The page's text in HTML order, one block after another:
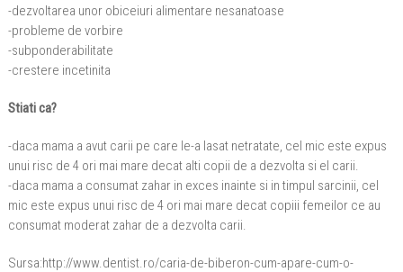
-dezvoltarea unor obiceiuri alimentare nesanatoase
-probleme de vorbire
-subponderabilitate
-crestere incetinita
Stiati ca?
-daca mama a avut carii pe care le-a lasat netratate, cel mic este expus
unui risc de 4 ori mai mare decat alti copii de a dezvolta si el carii.
-daca mama a consumat zahar in exces inainte si in timpul sarcinii, cel
mic este expus unui risc de 4 ori mai mare decat copiii femeilor ce au
consumat moderat zahar de a dezvolta carii.
Sursa:http://www.dentist.ro/caria-de-biberon-cum-apare-cum-o-